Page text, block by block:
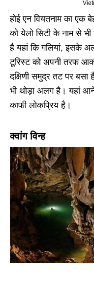
होई एन वियतनाम का एक
को येलो सिटी के नाम से
है यहां कि गलियां, इसके
टूरिस्ट को अपनी तरफ
दक्षिणी समुद्र तट पर बसा
भी थोड़ा अलग है। यहां
काफी लोकप्रिय है।
क्वांग विन्ह